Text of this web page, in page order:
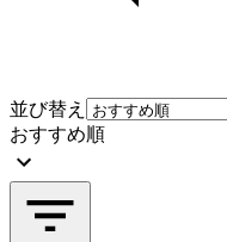
並び替え
おすすめ順